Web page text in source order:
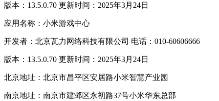
版本：13.5.0.70 更新时间：2025年3月24日
应用名称：小米游戏中心
开发者：北京瓦力网络科技有限公司 电话：010-60606666
版本：13.5.0.70 更新时间：2025年3月24日
北京地址：北京市昌平区安居路小米智慧产业园
南京地址：南京市建邺区永初路37号小米华东总部